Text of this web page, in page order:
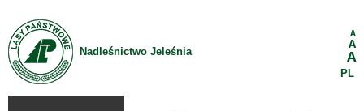
Zum Inhalt wechseln
Nadleśnictwo Jeleśnia
A
A
A
PL